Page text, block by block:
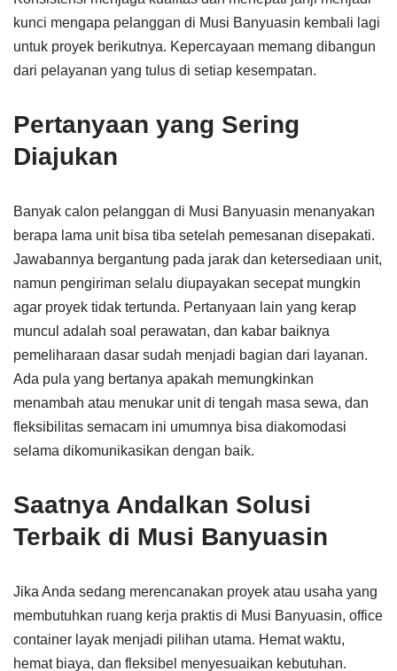
kunci mengapa pelanggan di Musi Banyuasin kembali lagi
untuk proyek berikutnya. Kepercayaan memang dibangun
dari pelayanan yang tulus di setiap kesempatan.
Pertanyaan yang Sering
Diajukan
Banyak calon pelanggan di Musi Banyuasin menanyakan
berapa lama unit bisa tiba setelah pemesanan disepakati.
Jawabannya bergantung pada jarak dan ketersediaan unit,
namun pengiriman selalu diupayakan secepat mungkin
agar proyek tidak tertunda. Pertanyaan lain yang kerap
muncul adalah soal perawatan, dan kabar baiknya
pemeliharaan dasar sudah menjadi bagian dari layanan.
Ada pula yang bertanya apakah memungkinkan
menambah atau menukar unit di tengah masa sewa, dan
fleksibilitas semacam ini umumnya bisa diakomodasi
selama dikomunikasikan dengan baik.
Saatnya Andalkan Solusi
Terbaik di Musi Banyuasin
Jika Anda sedang merencanakan proyek atau usaha yang
membutuhkan ruang kerja praktis di Musi Banyuasin, office
container layak menjadi pilihan utama. Hemat waktu,
hemat biaya, dan fleksibel menyesuaikan kebutuhan.